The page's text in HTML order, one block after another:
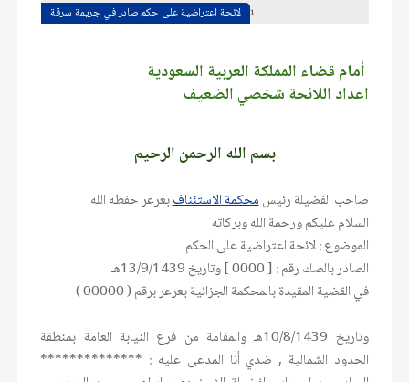
لائحة اعتراضية على حكم صادر في جريمة سرقة
أمام قضاء المملكة العربية السعودية
اعداد اللائحة شخصي الضعيف
بسم الله الرحمن الرحيم
صاحب الفضيلة رئيسمحكمة الاستئنافبعرعر حفظه الله
السلام عليكم ورحمة الله وبركاته
الموضوع : لائحة اعتراضية على الحكم
الصادر بالصك رقم : [ 0000 ] وتاريخ 13/9/1439هـ
في القضية المقيدة بالمحكمة الجزائية بعرعر برقم ( 00000 )
وتاريخ 10/8/1439هـ والمقامة من فرع النيابة العامة بمنطقة
الحدود الشمالية , ضدي أنا المدعى عليه : **************